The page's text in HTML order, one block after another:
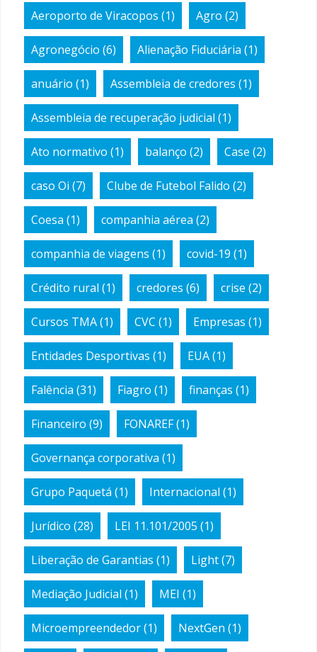
Aeroporto de Viracopos (1) Agro (2)
Agronegócio (6) Alienação Fiduciária (1)
anuário (1) Assembleia de credores (1)
Assembleia de recuperação judicial (1)
Ato normativo (1) balanço (2) Case (2)
caso Oi (7) Clube de Futebol Falido (2)
Coesa (1) companhia aérea (2)
companhia de viagens (1) covid-19 (1)
Crédito rural (1) credores (6) crise (2)
Cursos TMA(1) CVC (1) Empresas (1)
Entidades Desportivas (1) EUA(1)
Falência (31) Fiagro (1) finanças (1)
Financeiro (9) FONAREF(1)
Governança corporativa (1)
Grupo Paquetá (1) Internacional (1)
Jurídico (28) LEI 11.101/2005 (1)
Liberação de Garantias (1) Light(7)
Mediação Judicial (1) MEI (1)
Microempreendedor(1) NextGen (1)